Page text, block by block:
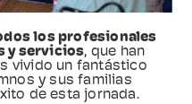
los profesionales
y servicios, que han
vivido un fantástico
y sus familias
de esta jornada.